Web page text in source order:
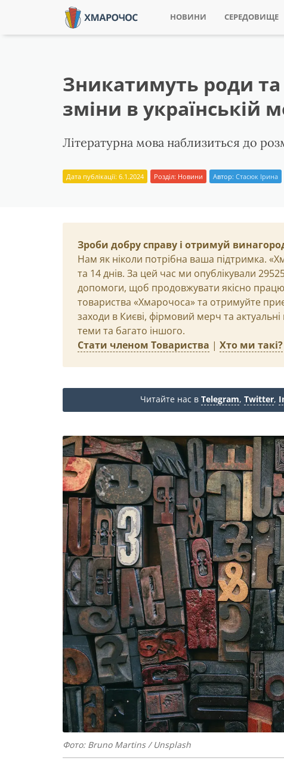
НОВИНИ СЕРЕДОВИЩЕ
Зникатимуть роди та
зміни в українській
Літературна мова наблизиться до
Дата публікації: 6.1.2024 Розділ: Новини Автор: Стасюк Ірина
Зроби добру справу і отримуй
Нам як ніколи потрібна ваша підтримка.
та 14 днів. За цей час ми опублікували
допомоги, щоб продовжувати якісно
товариства «Хмарочоса» та отримуйте
заходи в Києві, фірмовий мерч та
теми та багато іншого.
Стати членом Товариства | Хто ми такі?
Читайте нас в Telegram, Twitter,
Фото: Bruno Martins / Unsplash